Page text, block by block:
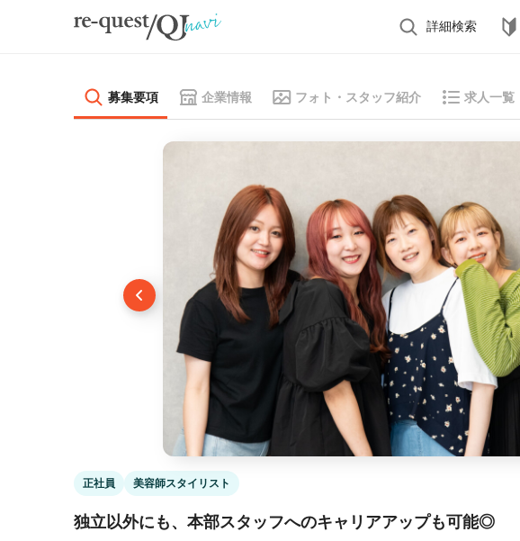
詳細検索
募集要項 企業情報 フォト・スタッフ紹介 求人一覧
正社員 美容師スタイリスト
独立以外にも、本部スタッフへのキャリアアップも可能◎